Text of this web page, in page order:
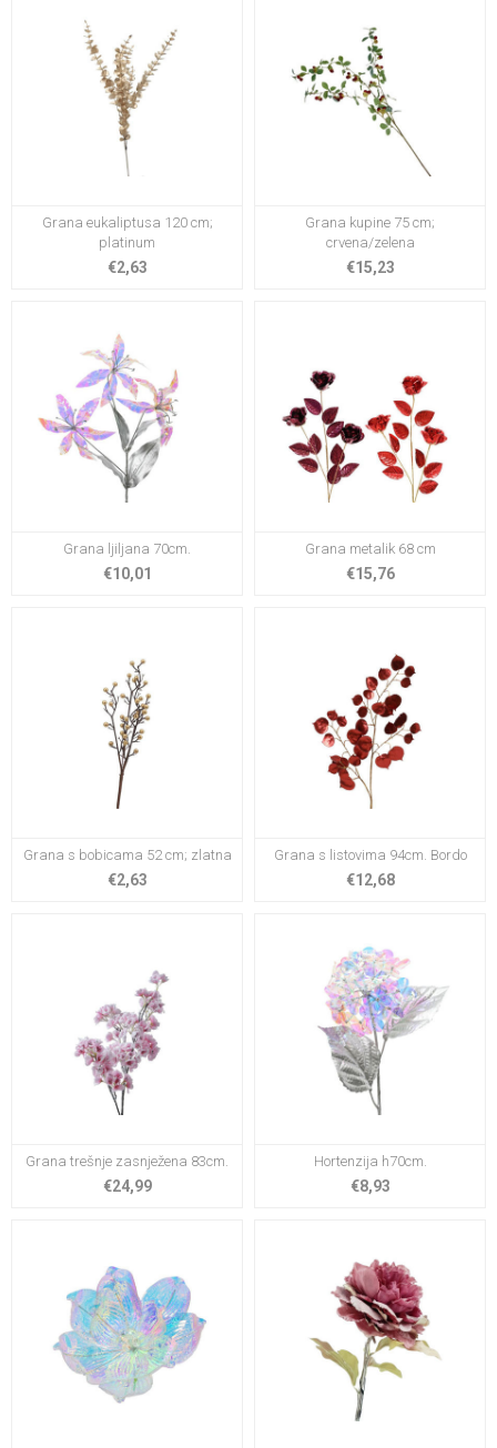
Grana eukaliptusa 120 cm;
platinum
€2,63
Grana kupine 75 cm;
crvena/zelena
€15,23
Grana ljiljana 70cm.
€10,01
Grana metalik 68 cm
€15,76
Grana s bobicama 52 cm; zlatna
€2,63
Grana s listovima 94cm. Bordo
€12,68
Grana trešnje zasnježena 83cm.
€24,99
Hortenzija h70cm.
€8,93